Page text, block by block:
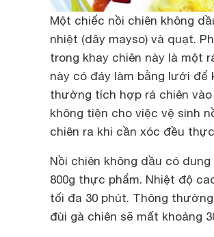
Một chiếc nồi chiên không
nhiệt (dây mayso) và quạt.
trong khay chiên này là một
này có đáy làm bằng lưới để
thường tích hợp rá chiên
không tiện cho việc vệ sinh
chiên ra khi cần xóc đều
Nồi chiên không dầu có dung
800g thực phẩm. Nhiệt độ
tối đa 30 phút. Thông
đùi gà chiên sẽ mất khoảng